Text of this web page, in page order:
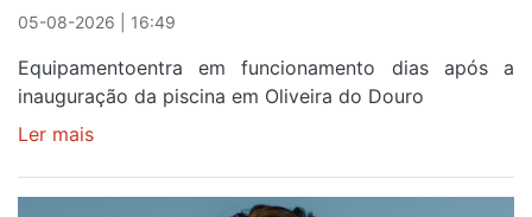
reforço
05-08-2026 | 16:49
Equipamentoentra em funcionamento dias após a
inauguração da piscina em Oliveira do Douro
Ler mais
no